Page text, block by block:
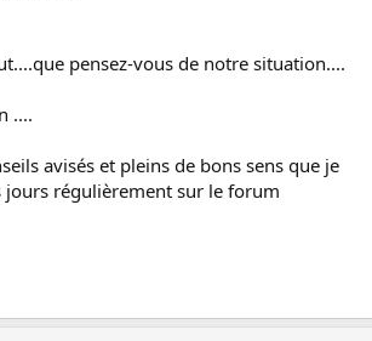
pensez-vous de notre situation....
....
avisés et pleins de bons sens que je
jours régulièrement sur le forum